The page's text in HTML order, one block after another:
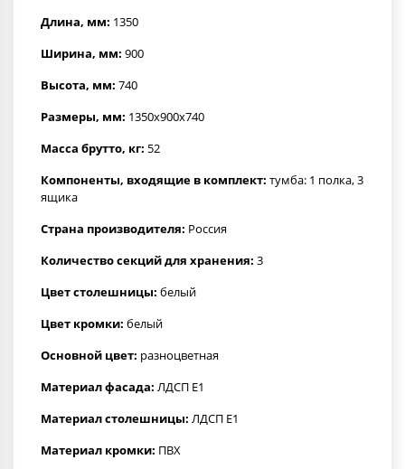
Длина, мм: 1350
Ширина, мм: 900
Высота, мм: 740
Размеры, мм: 1350x900x740
Масса брутто, кг: 52
Компоненты, входящие в комплект: тумба: 1 полка, 3
ящика
Страна производителя: Россия
Количество секций для хранения: 3
Цвет столешницы: белый
Цвет кромки: белый
Основной цвет: разноцветная
Материал фасада: ЛДСП Е1
Материал столешницы: ЛДСП Е1
Материал кромки: ПВХ